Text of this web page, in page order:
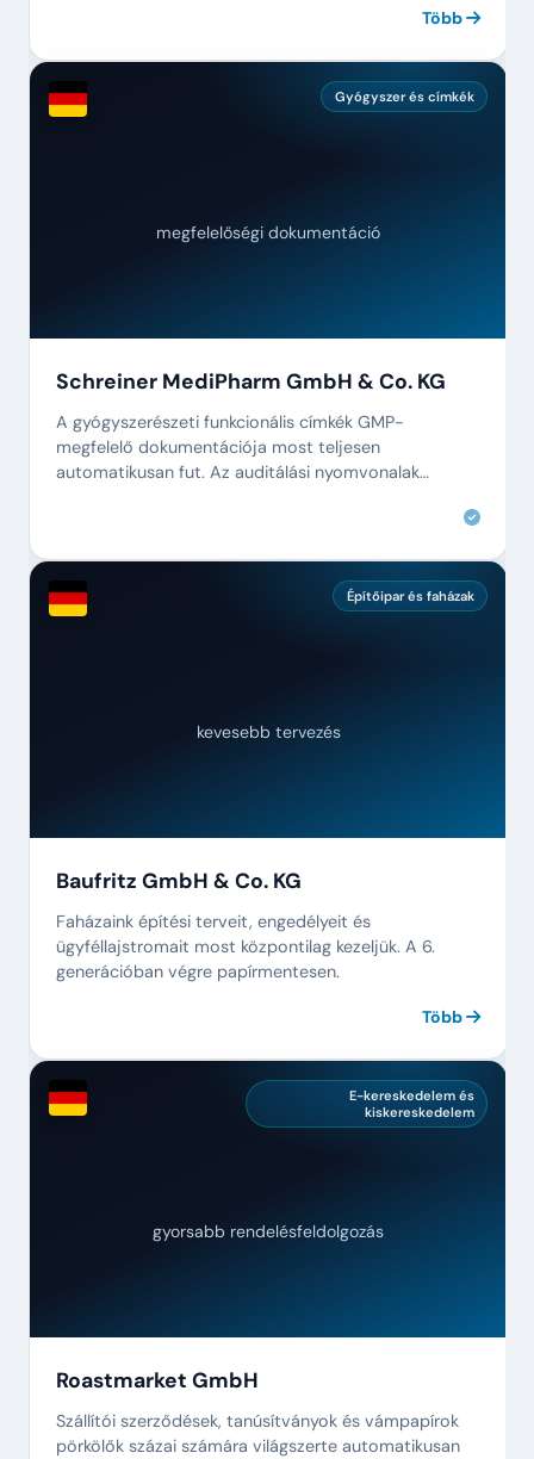
Több
Gyógyszer és címkék
megfelelőségi dokumentáció
Schreiner MediPharm GmbH & Co. KG
A gyógyszerészeti funkcionális címkék GMP-
megfelelő dokumentációja most teljesen
automatikusan fut. Az auditálási nyomvonalak
Építőipar és faházak
kevesebb tervezés
Baufritz GmbH & Co. KG
Faházaink építési terveit, engedélyeit és
ügyféllajstromait most központilag kezeljük. A 6.
generációban végre papírmentesen.
Több
E-kereskedelem és
kiskereskedelem
gyorsabb rendelésfeldolgozás
Roastmarket GmbH
Szállítói szerződések, tanúsítványok és vámpapírok
pörkölők százai számára világszerte automatikusan